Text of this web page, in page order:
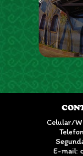
Celular/
E-mail: